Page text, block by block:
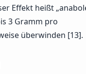
Effekt heißt
3 Gramm pro
überwinden [13].